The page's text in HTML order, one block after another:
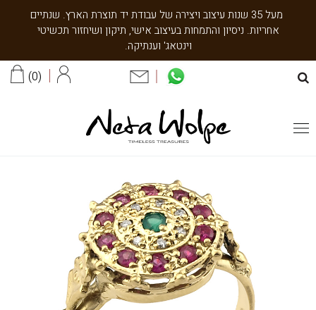
מעל 35 שנות עיצוב ויצירה של עבודת יד תוצרת הארץ. שנתיים
אחריות. ניסיון והתמחות בעיצוב אישי, תיקון ושיחזור תכשיטי
וינטאג' וענתיקה.
0